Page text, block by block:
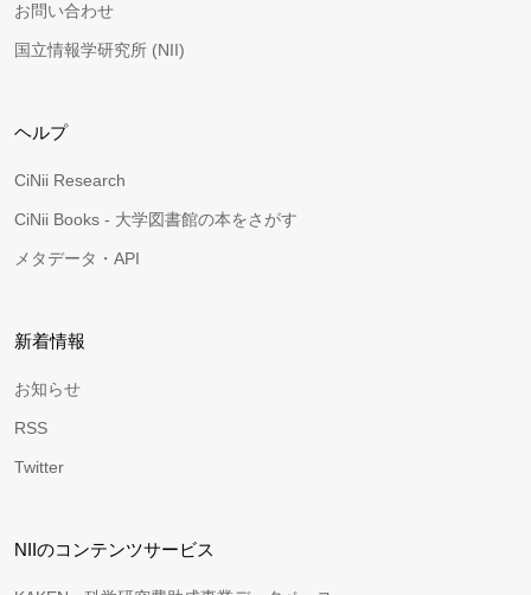
お問い合わせ
国立情報学研究所 (NII)
ヘルプ
CiNii Research
CiNii Books - 大学図書館の本をさがす
メタデータ・API
新着情報
お知らせ
RSS
Twitter
NIIのコンテンツサービス